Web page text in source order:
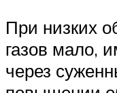
При низких
газов мало,
через